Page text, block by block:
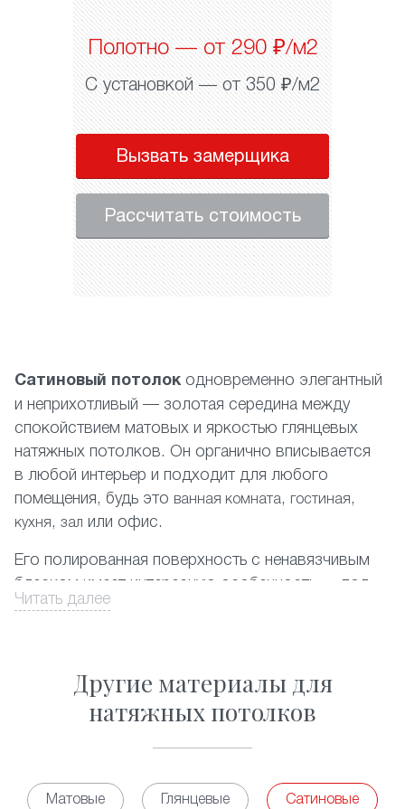
Полотно — от 290 ₽/м2
С установкой — от 350 ₽/м2
Вызвать замерщика
Рассчитать стоимость
Сатиновый потолок одновременно элегантный
и неприхотливый — золотая середина между
спокойствием матовых и яркостью глянцевых
натяжных потолков. Он органично вписывается
в любой интерьер и подходит для любого
помещения, будь это ванная комната, гостиная ,
кухня , зал или офис.
Его полированная поверхность с ненавязчивым
блеском имеет интересную особенность — под
разным освещением она может приобретать
ПВХ-пленка , используемая в создании таких
потолков очень прочна и легко выдерживает
особого ухода.
Читать далее
Другие материалы для
натяжных потолков
Матовые Глянцевые Сатиновые